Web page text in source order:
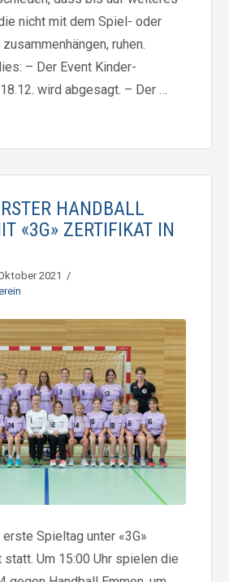
nicht mit dem Spiel- oder
ruhen.
– Der Event Kinder-
wird abgesagt. – Der …
HANDBALL
«3G» ZERTIFIKAT IN
2021
Spieltag unter «3G»
Um 15:00 Uhr spielen die